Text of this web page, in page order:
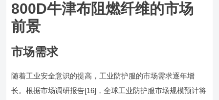
800D牛津布阻燃纤维的市场
前景
市场需求
随着工业安全意识的提高，工业防护服的市场需求逐年增
长。根据市场调研报告[16]，全球工业防护服市场规模预计将